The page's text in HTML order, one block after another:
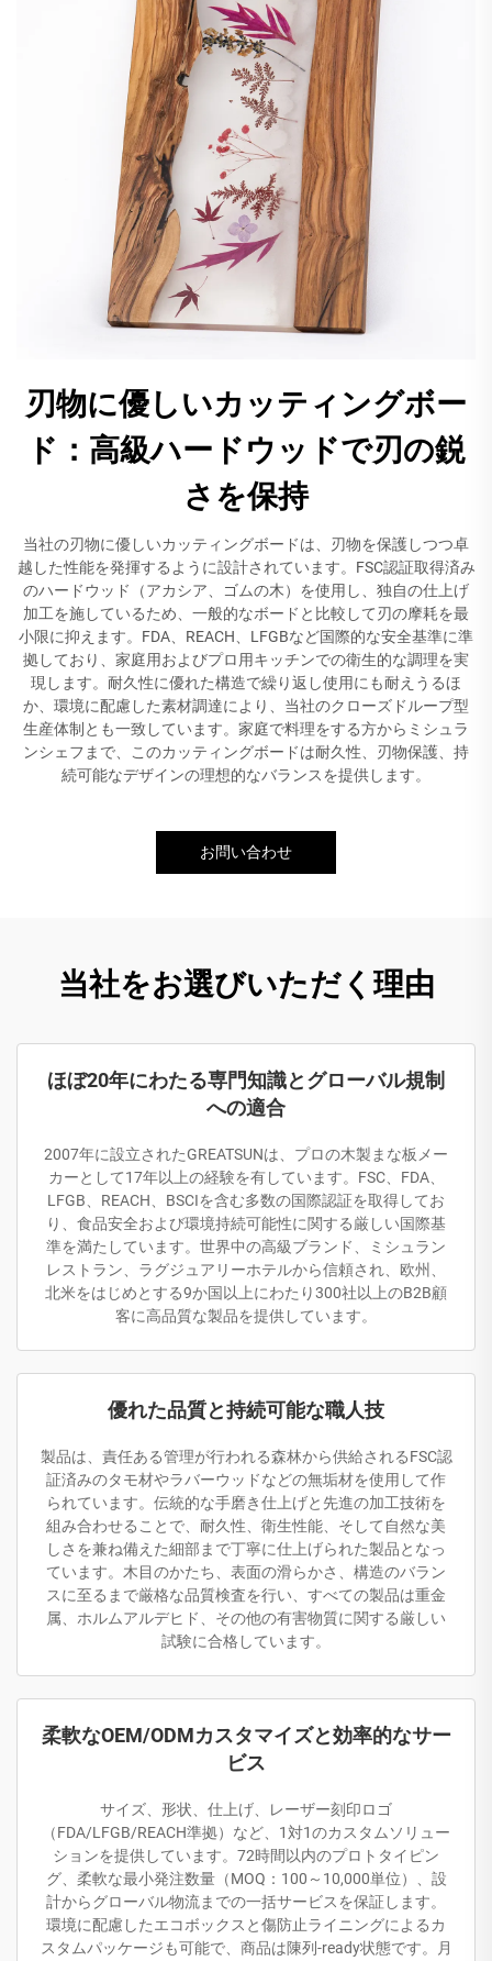
刃物に優しいカッティングボー
ド：高級ハードウッドで刃の鋭
さを保持
当社の刃物に優しいカッティングボードは、刃物を保護しつつ卓
越した性能を発揮するように設計されています。FSC認証取得済み
のハードウッド（アカシア、ゴムの木）を使用し、独自の仕上げ
加工を施しているため、一般的なボードと比較して刃の摩耗を最
小限に抑えます。FDA、REACH、LFGBなど国際的な安全基準に準
拠しており、家庭用およびプロ用キッチンでの衛生的な調理を実
現します。耐久性に優れた構造で繰り返し使用にも耐えうるほ
か、環境に配慮した素材調達により、当社のクローズドループ型
生産体制とも一致しています。家庭で料理をする方からミシュラ
ンシェフまで、このカッティングボードは耐久性、刃物保護、持
続可能なデザインの理想的なバランスを提供します。
お問い合わせ
当社をお選びいただく理由
ほぼ20年にわたる専門知識とグローバル規制
への適合
2007年に設立されたGREATSUNは、プロの木製まな板メー
カーとして17年以上の経験を有しています。FSC、FDA、
LFGB、REACH、BSCIを含む多数の国際認証を取得してお
り、食品安全および環境持続可能性に関する厳しい国際基
準を満たしています。世界中の高級ブランド、ミシュラン
レストラン、ラグジュアリーホテルから信頼され、欧州、
北米をはじめとする9か国以上にわたり300社以上のB2B顧
客に高品質な製品を提供しています。
優れた品質と持続可能な職人技
製品は、責任ある管理が行われる森林から供給されるFSC認
証済みのタモ材やラバーウッドなどの無垢材を使用して作
られています。伝統的な手磨き仕上げと先進の加工技術を
組み合わせることで、耐久性、衛生性能、そして自然な美
しさを兼ね備えた細部まで丁寧に仕上げられた製品となっ
ています。木目のかたち、表面の滑らかさ、構造のバラン
スに至るまで厳格な品質検査を行い、すべての製品は重金
属、ホルムアルデヒド、その他の有害物質に関する厳しい
試験に合格しています。
柔軟なOEM/ODMカスタマイズと効率的なサー
ビス
サイズ、形状、仕上げ、レーザー刻印ロゴ
（FDA/LFGB/REACH準拠）など、1対1のカスタムソリュー
ションを提供しています。72時間以内のプロトタイピン
グ、柔軟な最小発注数量（MOQ：100～10,000単位）、設
計からグローバル物流までの一括サービスを保証します。
環境に配慮したエコボックスと傷防止ライニングによるカ
スタムパッケージも可能で、商品は陳列-ready状態です。月